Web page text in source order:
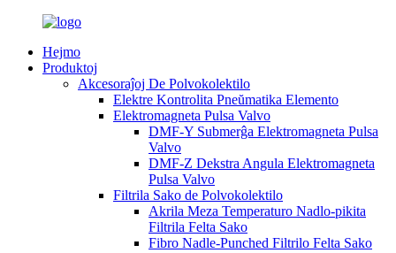
Hejmo
Produktoj
Akcesoraĵoj De Polvokolektilo
Elektre Kontrolita Pneŭmatika Elemento
Elektromagneta Pulsa Valvo
DMF-Y Submerĝa Elektromagneta Pulsa
Valvo
DMF-Z Dekstra Angula Elektromagneta
Pulsa Valvo
Filtrila Sako de Polvokolektilo
Akrila Meza Temperaturo Nadlo-pikita
Filtrila Felta Sako
Fibro Nadle-Punched Filtrilo Felta Sako